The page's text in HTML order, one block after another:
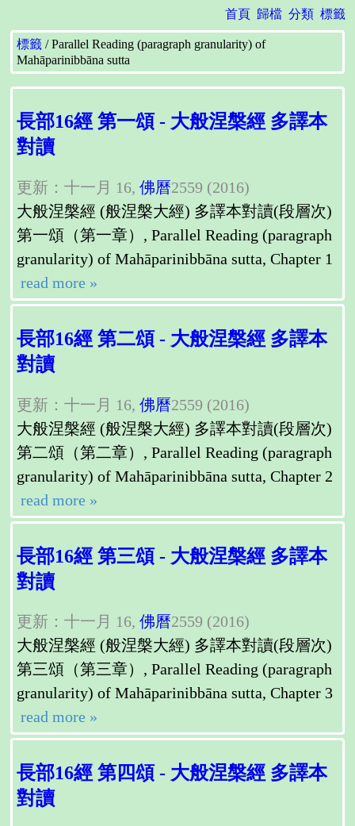
首頁 歸檔 分類 標籤
標籤
Parallel Reading (paragraph granularity) of
Mahāparinibbāna sutta
長部16經 第一頌 - 大般涅槃經 多譯本
對讀
更新：十一月 16, 佛曆2559 (2016)
大般涅槃經 (般涅槃大經) 多譯本對讀(段層次)
第一頌（第一章）, Parallel Reading (paragraph
granularity) of Mahāparinibbāna sutta, Chapter 1
read more »
長部16經 第二頌 - 大般涅槃經 多譯本
對讀
更新：十一月 16, 佛曆2559 (2016)
大般涅槃經 (般涅槃大經) 多譯本對讀(段層次)
第二頌（第二章）, Parallel Reading (paragraph
granularity) of Mahāparinibbāna sutta, Chapter 2
read more »
長部16經 第三頌 - 大般涅槃經 多譯本
對讀
更新：十一月 16, 佛曆2559 (2016)
大般涅槃經 (般涅槃大經) 多譯本對讀(段層次)
第三頌（第三章）, Parallel Reading (paragraph
granularity) of Mahāparinibbāna sutta, Chapter 3
read more »
長部16經 第四頌 - 大般涅槃經 多譯本
對讀